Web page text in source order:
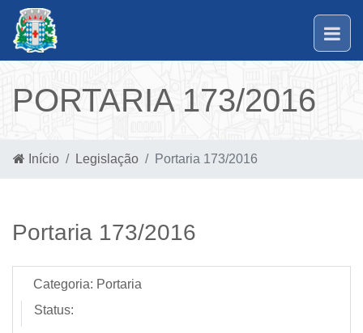
PORTARIA 173/2016
Início Legislação Portaria 173/2016
Portaria 173/2016
Categoria: Portaria
Status: